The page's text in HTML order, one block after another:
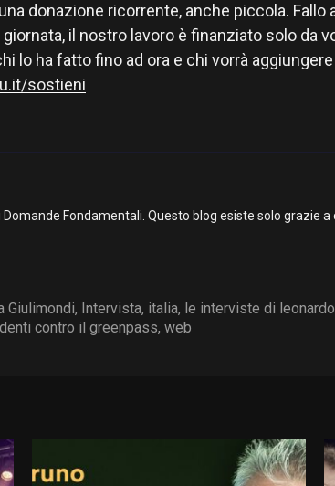
donazione ricorrente, anche piccola. Fallo
il nostro lavoro è finanziato solo da
lo ha fatto fino ad ora e chi vorrà
sostieni
Fondamentali. Questo blog esiste solo grazie a
Giulimondi, Intervista, italia, le interviste di leonardo
contro il greenpass, web